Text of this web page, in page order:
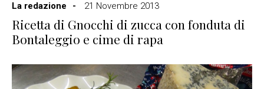
La redazione
21 Novembre 2013
Ricetta di Gnocchi di zucca con fonduta di
Bontaleggio e cime di rapa